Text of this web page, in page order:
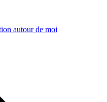
autour de moi